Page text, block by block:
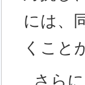
には、
くこと
さら